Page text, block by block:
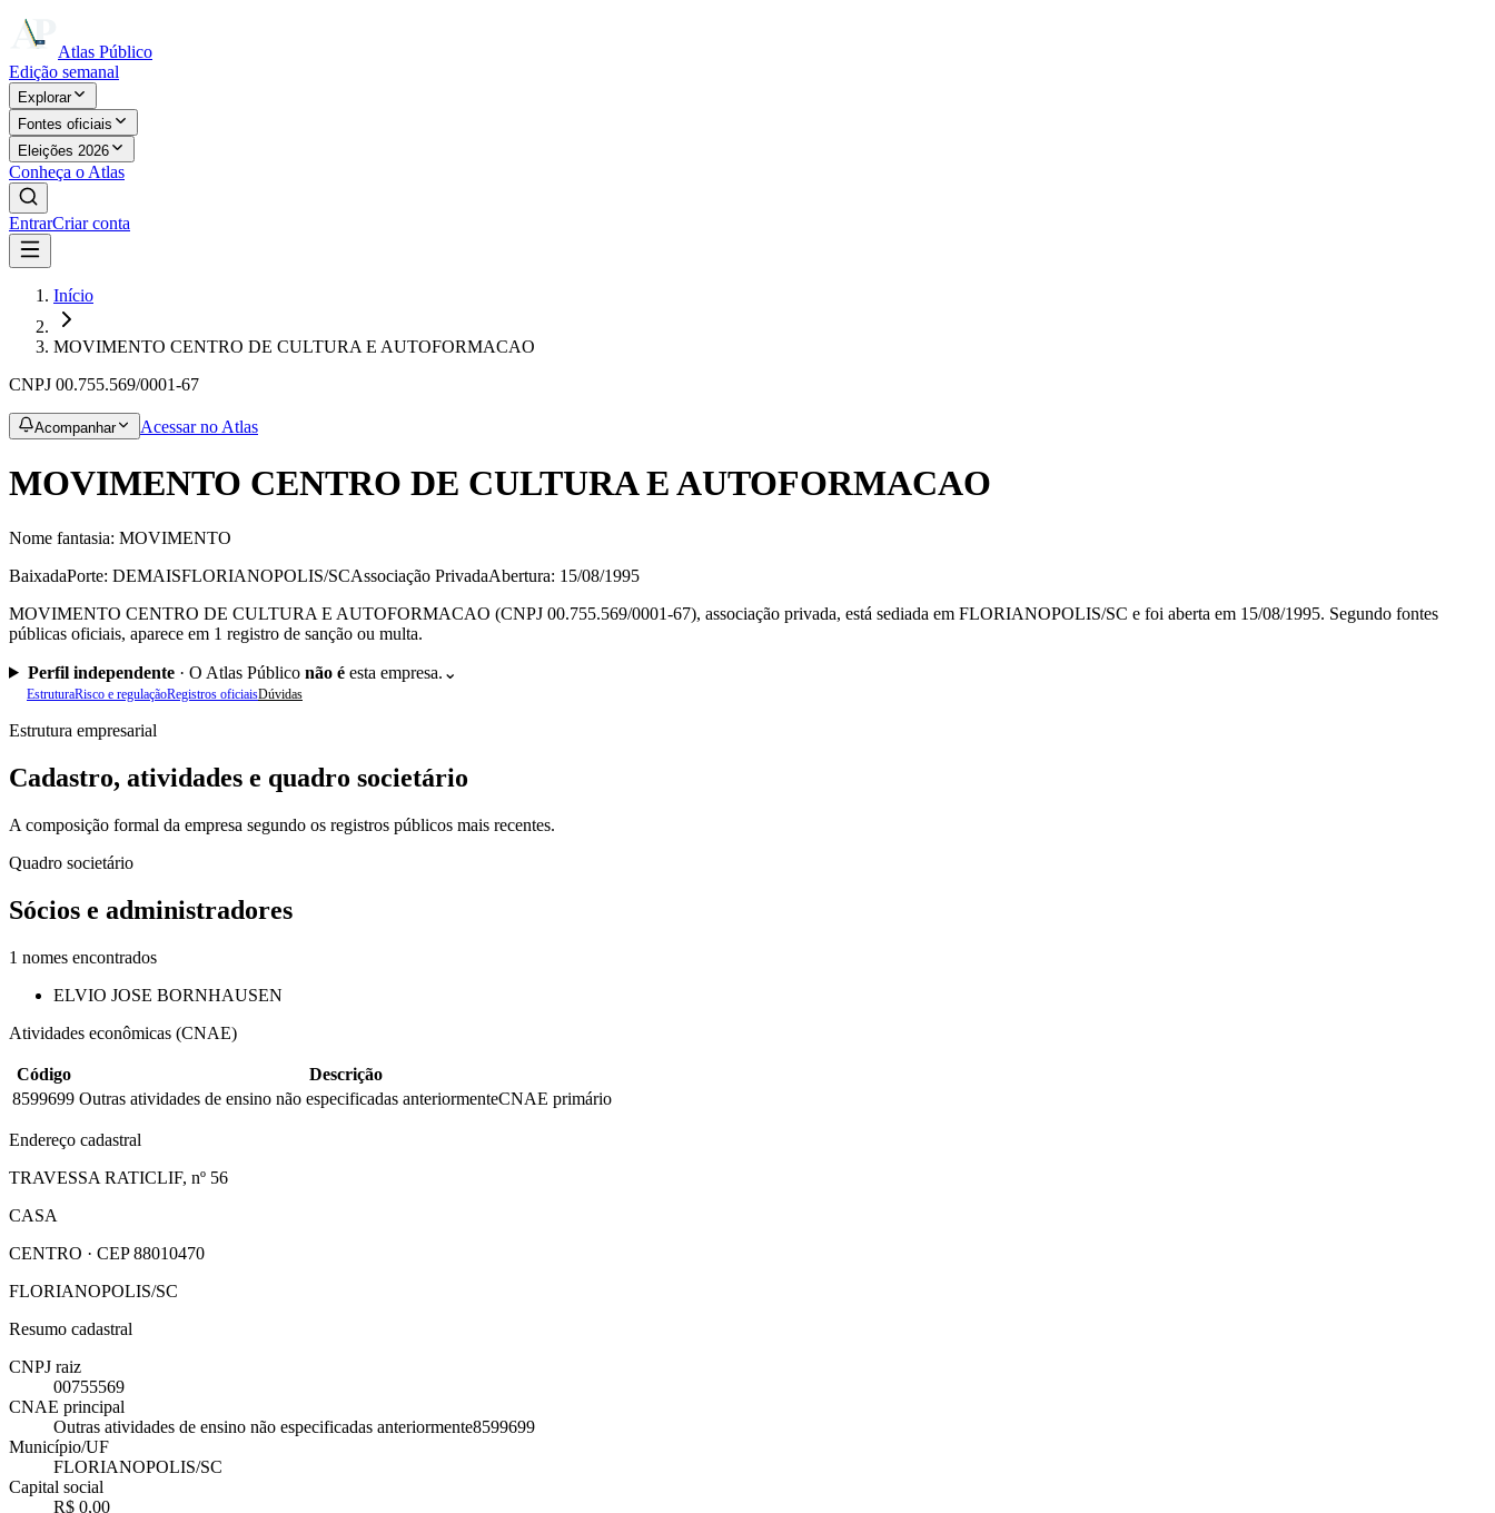
Atlas Público
Edição semanal
Explorar
Fontes oficiais
Eleições 2026
Conheça o Atlas
EntrarCriar conta
Início
MOVIMENTO CENTRO DE CULTURA E AUTOFORMACAO
CNPJ 00.755.569/0001-67
Acompanhar Acessar no Atlas
MOVIMENTO CENTRO DE CULTURA E AUTOFORMACAO
Nome fantasia: MOVIMENTO
BaixadaPorte: DEMAISFLORIANOPOLIS/SCAssociação PrivadaAbertura: 15/08/1995
MOVIMENTO CENTRO DE CULTURA E AUTOFORMACAO (CNPJ 00.755.569/0001-67), associação privada, está sediada em FLORIANOPOLIS/SC e foi aberta em 15/08/1995. Segundo fontes
públicas oficiais, aparece em 1 registro de sanção ou multa.
Perfil independente· O Atlas Público não éesta empresa. ⌄
EstruturaRisco e regulaçãoRegistros oficiaisDúvidas
Estrutura empresarial
Cadastro, atividades e quadro societário
A composição formal da empresa segundo os registros públicos mais recentes.
Quadro societário
Sócios e administradores
1 nomes encontrados
ELVIO JOSE BORNHAUSEN
Atividades econômicas (CNAE)
Código
Descrição
8599699 Outras atividades de ensino não especificadas anteriormenteCNAE primário
Endereço cadastral
TRAVESSA RATICLIF, nº 56
CASA
CENTRO · CEP 88010470
FLORIANOPOLIS/SC
Resumo cadastral
CNPJ raiz
00755569
CNAE principal
Outras atividades de ensino não especificadas anteriormente8599699
Município/UF
FLORIANOPOLIS/SC
Capital social
R$ 0,00